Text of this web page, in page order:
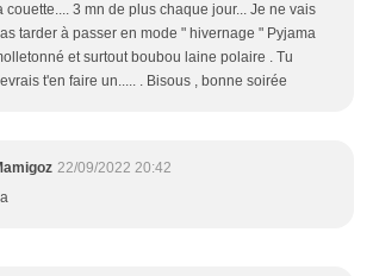
couette.... 3 mn de plus chaque jour... Je ne vais
tarder à passer en mode " hivernage " Pyjama
et surtout boubou laine polaire . Tu
t'en faire un..... . Bisous , bonne soirée
22/09/2022 20:42